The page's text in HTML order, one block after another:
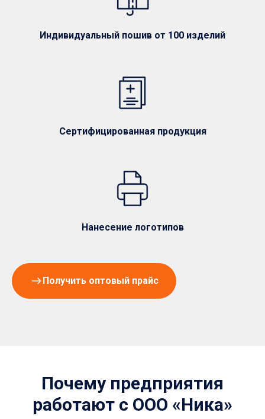
Индивидуальный пошив от 100 изделий
Сертифицированная продукция
Нанесение логотипов
Получить оптовый прайс
Почему предприятия
работают с ООО «Ника»